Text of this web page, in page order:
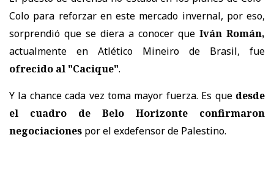
Colo para reforzar en este mercado invernal, por eso,
sorprendió que se diera a conocer que Iván Román,
actualmente en Atlético Mineiro de Brasil, fue
ofrecido al "Cacique".
Y la chance cada vez toma mayor fuerza. Es que desde
el cuadro de Belo Horizonte confirmaron
negociaciones por el exdefensor de Palestino.